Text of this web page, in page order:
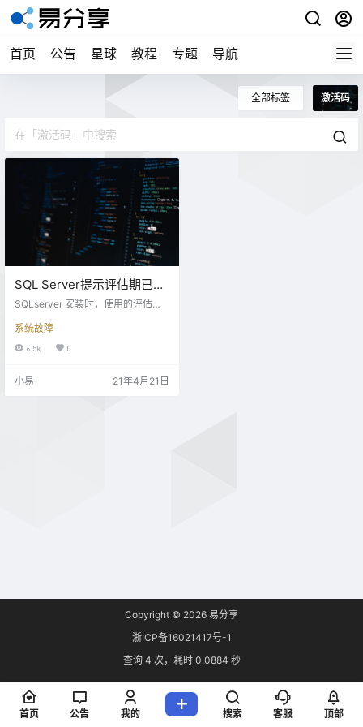
首页 公告 星球 教程 专题 导航
全部标签 激活码
SQL Server提示评估期已过
的解决方法|附序列号
SQLserver 安装时，使用的评估版
QLserver将无法启动。 怎样才能对
评估版进行激活呢。下面简单介绍
系统故障
6.5k 0
小易 21年4月21日
Copyright © 2026 易分享
浙ICP备16021417号-1
查询 4 次，耗时 0.0884 秒
首页 公告 我的 搜索 客服 顶部